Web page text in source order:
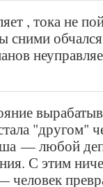
, тока не
сними
"другом"
— любой
С этим